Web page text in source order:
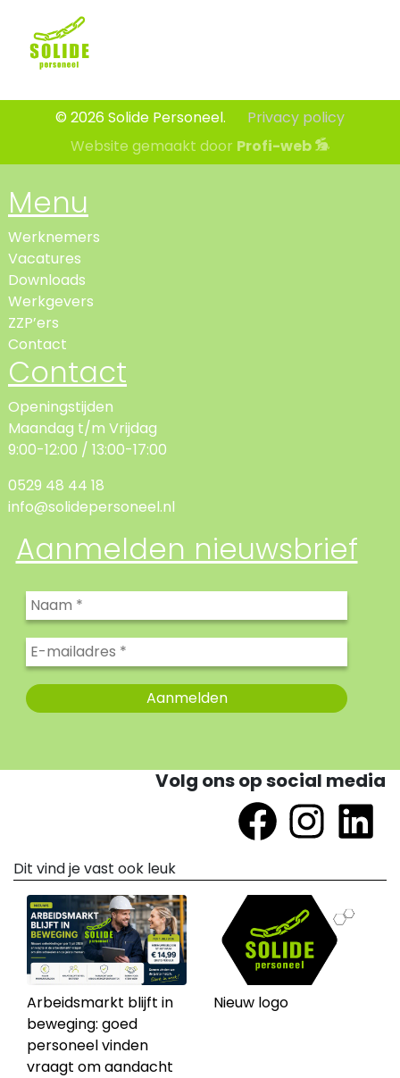
Dit vind je vast ook leuk
Arbeidsmarkt blijft in
beweging: goed
personeel vinden
vraagt om aandacht
Nieuw logo
Volg ons op social media
Contact
Openingstijden
Maandag t/m Vrijdag
9:00-12:00 / 13:00-17:00
0529 48 44 18
info@solidepersoneel.nl
Menu
Werknemers
Vacatures
Downloads
Werkgevers
ZZP’ers
Contact
Aanmelden nieuwsbrief
© 2026 Solide Personeel.
Privacy policy
Website gemaakt door Profi-web